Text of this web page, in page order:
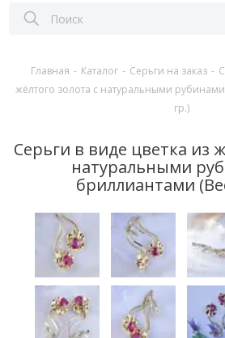
Главная - Каталог - Серьги на заказ -
жёлтого золота с натуральными
гр.)
Серьги в виде цветка из
натуральными
бриллиантами